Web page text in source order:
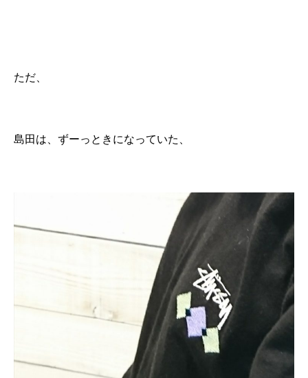
ただ、
島田は、ずーっときになっていた、